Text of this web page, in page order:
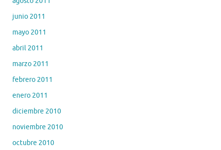
junio 2011
mayo 2011
abril 2011
marzo 2011
febrero 2011
enero 2011
diciembre 2010
noviembre 2010
octubre 2010